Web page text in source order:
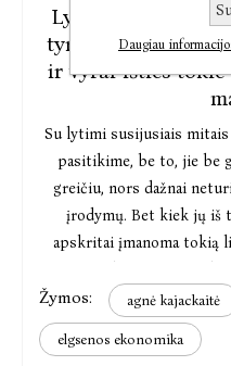
Lyčių stereotipai
tyrimais grįsta
ir vyrai išties
Su lytimi susijusiais
pasitikime, be to, jie be
greičiu, nors dažnai
įrodymų. Bet kiek jų iš
apskritai įmanoma tokią
Žymos: agnė kajackaitė
elgsenos ekonomika
Daugiau